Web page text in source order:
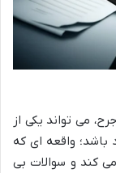
می تواند یکی از
باشد؛ واقعه ای که
می کند و سوالات بی